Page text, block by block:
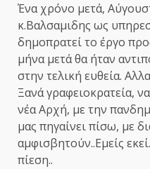
Ένα χρόνο μετά,
κ.Βαλσαμιδης ως
δημοπρατεί το έργο
μήνα μετά θα ήταν
στην τελική ευθεία.
Ξανά γραφειοκρατεία,
νέα Αρχή, με την
μας πηγαίνει πίσω, με
αμφισβητούν..Εμείς
πίεση..